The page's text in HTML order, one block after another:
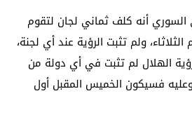
أنه كلف ثماني لجان لتقوم
ولم تثبت الرؤية عند أي لجنة،
الهلال لم تثبت في أي دولة من
وعليه فسيكون الخميس المقبل أول